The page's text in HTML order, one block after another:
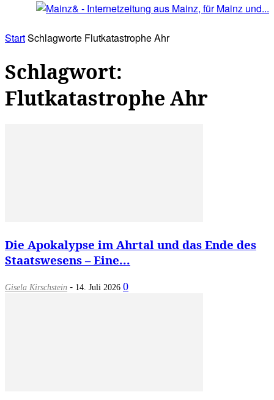
StartSchlagworte Flutkatastrophe Ahr
Schlagwort:
Flutkatastrophe Ahr
Die Apokalypse im Ahrtal und das Ende des
Staatswesens – Eine...
Gisela Kirschstein - 14. Juli 2026 0